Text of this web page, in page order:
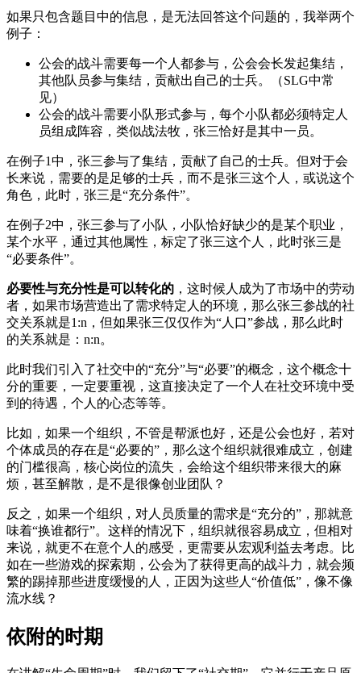
如果只包含题目中的信息，是无法回答这个问题的，我举两个
例子：
公会的战斗需要每一个人都参与，公会会长发起集结，
其他队员参与集结，贡献出自己的士兵。（SLG中常
见）
公会的战斗需要小队形式参与，每个小队都必须特定人
员组成阵容，类似战法牧，张三恰好是其中一员。
在例子1中，张三参与了集结，贡献了自己的士兵。但对于会
长来说，需要的是足够的士兵，而不是张三这个人，或说这个
角色，此时，张三是“充分条件”。
在例子2中，张三参与了小队，小队恰好缺少的是某个职业，
某个水平，通过其他属性，标定了张三这个人，此时张三是
“必要条件”。
必要性与充分性是可以转化的 ，这时候人成为了市场中的劳动
者，如果市场营造出了需求特定人的环境，那么张三参战的社
交关系就是1:n，但如果张三仅仅作为“人口”参战，那么此时
的关系就是：n:n。
此时我们引入了社交中的“充分”与“必要”的概念，这个概念十
分的重要，一定要重视，这直接决定了一个人在社交环境中受
到的待遇，个人的心态等等。
比如，如果一个组织，不管是帮派也好，还是公会也好，若对
个体成员的存在是“必要的”，那么这个组织就很难成立，创建
的门槛很高，核心岗位的流失，会给这个组织带来很大的麻
烦，甚至解散，是不是很像创业团队？
反之，如果一个组织，对人员质量的需求是“充分的”，那就意
味着“换谁都行”。这样的情况下，组织就很容易成立，但相对
来说，就更不在意个人的感受，更需要从宏观利益去考虑。比
如在一些游戏的探索期，公会为了获得更高的战斗力，就会频
繁的踢掉那些进度缓慢的人，正因为这些人“价值低”，像不像
流水线？
依附的时期